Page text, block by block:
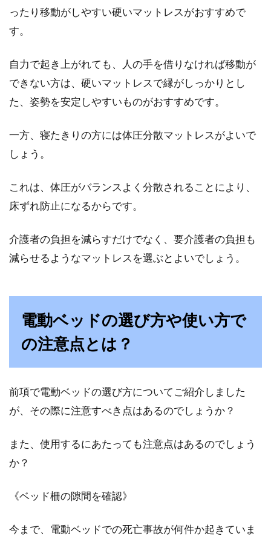
ったり移動がしやすい硬いマットレスがおすすめで
す。
自力で起き上がれても、人の手を借りなければ移動が
できない方は、硬いマットレスで縁がしっかりとし
た、姿勢を安定しやすいものがおすすめです。
一方、寝たきりの方には体圧分散マットレスがよいで
しょう。
これは、体圧がバランスよく分散されることにより、
床ずれ防止になるからです。
介護者の負担を減らすだけでなく、要介護者の負担も
減らせるようなマットレスを選ぶとよいでしょう。
電動ベッドの選び方や使い方で
の注意点とは？
前項で電動ベッドの選び方についてご紹介しました
が、その際に注意すべき点はあるのでしょうか？
また、使用するにあたっても注意点はあるのでしょう
か？
《ベッド柵の隙間を確認》
今まで、電動ベッドでの死亡事故が何件か起きていま